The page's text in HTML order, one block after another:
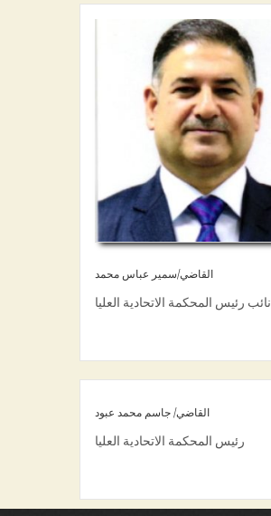
القاضي/سمير عباس محمد
نائب رئيس المحكمة الاتحادية العليا
القاضي/ جاسم محمد عبود
رئيس المحكمة الاتحادية العليا